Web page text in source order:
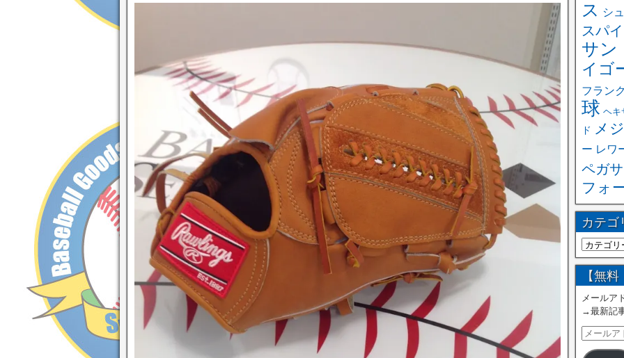
ス シ
スパ
サン
イゴ
フラン
球 ヘキ
ド
メ
ー レワ
ペガ
フォ
カテゴ
【無
メールア
→最新記